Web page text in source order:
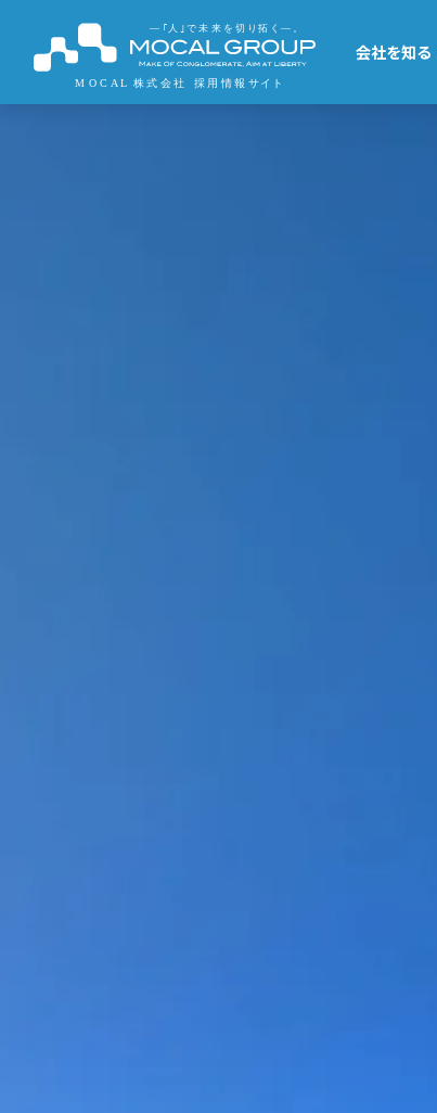
会社を知る